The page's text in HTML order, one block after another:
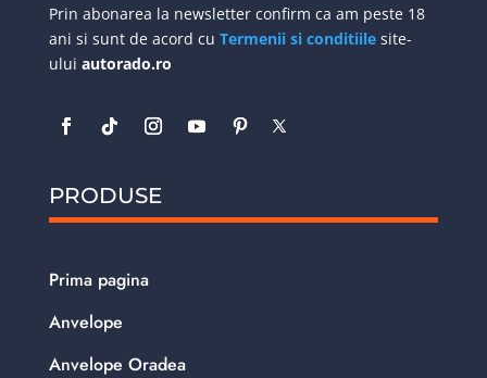
Prin abonarea la newsletter confirm ca am peste 18
ani si sunt de acord cu Termenii si conditiilesite-
ului autorado.ro
PRODUSE
Prima pagina
Anvelope
Anvelope Oradea